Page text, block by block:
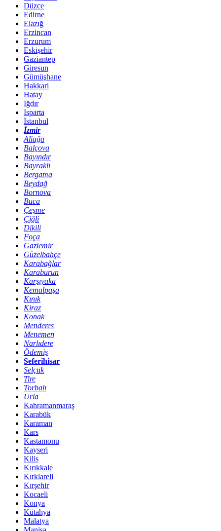
Düzce
Edirne
Elazığ
Erzincan
Erzurum
Eskişehir
Gaziantep
Giresun
Gümüşhane
Hakkari
Hatay
Iğdır
Isparta
İstanbul
İzmir
Aliağa
Balçova
Bayındır
Bayraklı
Bergama
Beydağ
Bornova
Buca
Çeşme
Çiğli
Dikili
Foça
Gaziemir
Güzelbahçe
Karabağlar
Karaburun
Karşıyaka
Kemalpaşa
Kınık
Kiraz
Konak
Menderes
Menemen
Narlıdere
Ödemiş
Seferihisar
Selçuk
Tire
Torbalı
Urla
Kahramanmaraş
Karabük
Karaman
Kars
Kastamonu
Kayseri
Kilis
Kırıkkale
Kırklareli
Kırşehir
Kocaeli
Konya
Kütahya
Malatya